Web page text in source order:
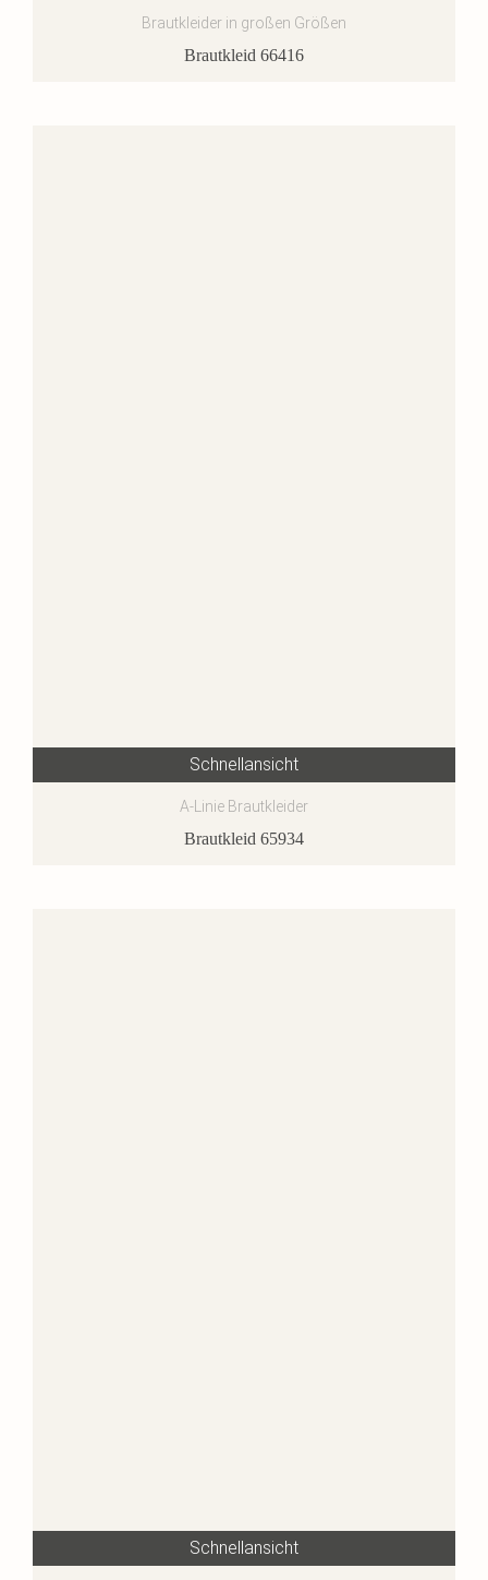
Brautkleider in großen Größen
Brautkleid 66416
Schnellansicht
A-Linie Brautkleider
Brautkleid 65934
Schnellansicht